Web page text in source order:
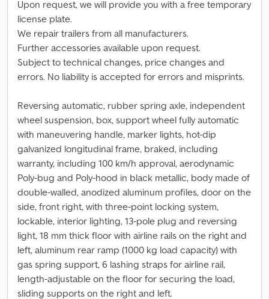
Upon request, we will provide you with a free temporary
license plate.
We repair trailers from all manufacturers.
Further accessories available upon request.
Subject to technical changes, price changes and
errors. No liability is accepted for errors and misprints.
Reversing automatic, rubber spring axle, independent
wheel suspension, box, support wheel fully automatic
with maneuvering handle, marker lights, hot-dip
galvanized longitudinal frame, braked, including
warranty, including 100 km/h approval, aerodynamic
Poly-bug and Poly-hood in black metallic, body made of
double-walled, anodized aluminum profiles, door on the
side, front right, with three-point locking system,
lockable, interior lighting, 13-pole plug and reversing
light, 18 mm thick floor with airline rails on the right and
left, aluminum rear ramp (1000 kg load capacity) with
gas spring support, 6 lashing straps for airline rail,
length-adjustable on the floor for securing the load,
sliding supports on the right and left.